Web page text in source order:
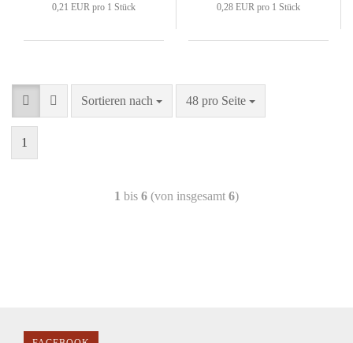
0,21 EUR pro 1 Stück 0,28 EUR pro 1 Stück
Sortieren nach 48 pro Seite
1
1 bis 6 (von insgesamt 6)